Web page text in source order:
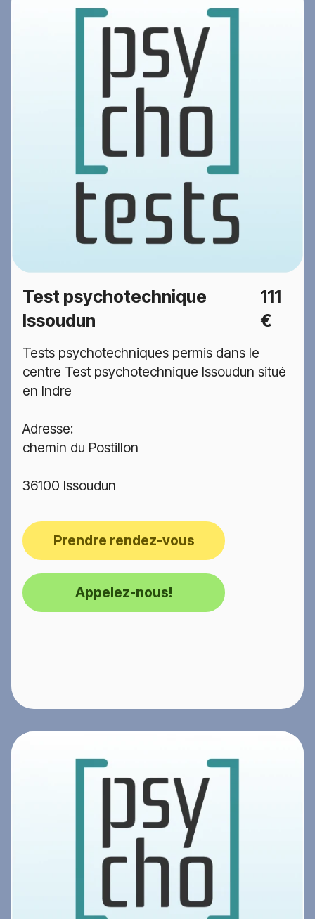
Test psychotechnique
Issoudun
111
€
Tests psychotechniques permis dans le
centre Test psychotechnique Issoudun situé
en Indre
Adresse:
chemin du Postillon
36100 Issoudun
Prendre rendez-vous
Appelez-nous!